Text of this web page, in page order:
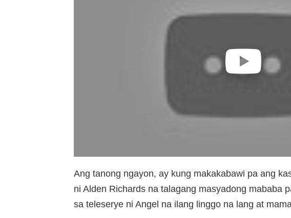
Ang tanong ngayon, ay kung makakabawi pa ang
ni Alden Richards na talagang masyadong mababa
sa teleserye ni Angel na ilang linggo na lang at